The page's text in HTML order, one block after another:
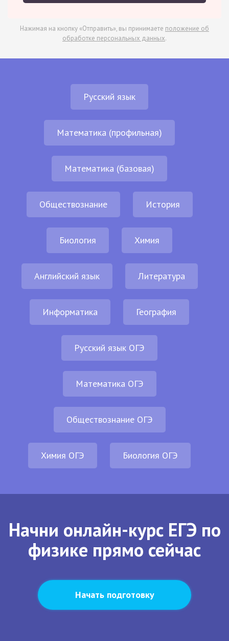
Нажимая на кнопку «Отправить», вы принимаете положение об
обработке персональных данных.
Русский язык
Математика (профильная)
Математика (базовая)
Обществознание История
Биология Химия
Английский язык Литература
Информатика География
Русский язык ОГЭ
Математика ОГЭ
Обществознание ОГЭ
Химия ОГЭ Биология ОГЭ
Начни онлайн-курс ЕГЭ по
физике прямо сейчас
Начать подготовку